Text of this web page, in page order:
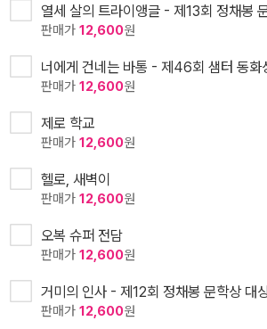
열세 살의 트라이앵글 - 제13회 정채봉
판매가 12,600원
너에게 건네는 바통 - 제46회 샘터 동화
판매가 12,600원
제로 학교
판매가 12,600원
헬로, 새벽이
판매가 12,600원
오복 슈퍼 전담
판매가 12,600원
거미의 인사 - 제12회 정채봉 문학상 대
판매가 12,600원